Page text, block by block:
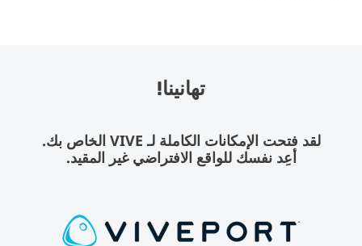
تهانينا!
لقد فتحت الإمكانات الكاملة لـ VIVE الخاص بك.
أعِد نفسك للواقع الافتراضي غير المقيد.